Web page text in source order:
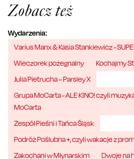
Zobacz też
Wydarzenia:
Varius Manx & Kasia Stankiewicz -
Wieczorek pożegnalny
Kochajmy
Julia Pietrucha – Parsley X
Grupa MoCarta - ALE KINO! czyli
MoCarta
Zespół Pieśni i Tańca Śląsk
Podróż Poślubna +, czyli wakacje z
Zakochani w Młynarskim
Dwoje na